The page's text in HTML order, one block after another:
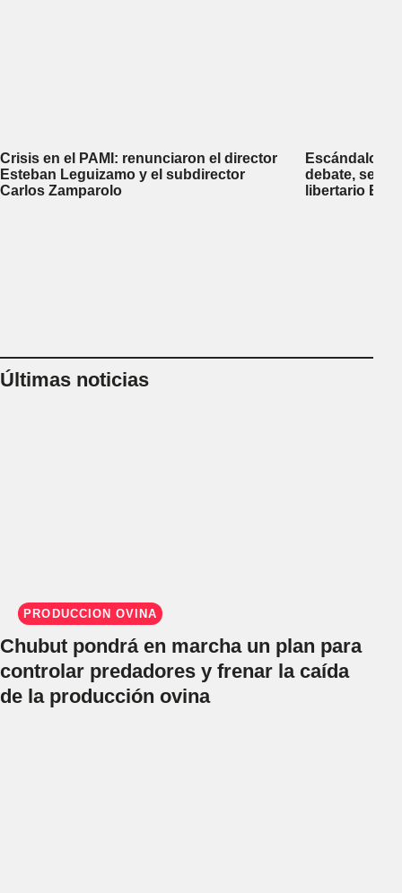
Crisis en el PAMI: renunciaron el director
Esteban Leguizamo y el subdirector
Carlos Zamparolo
Escándalo
debate, se
libertario
Últimas noticias
PRODUCCIÓN OVINA
Chubut pondrá en marcha un plan para
controlar predadores y frenar la caída
de la producción ovina